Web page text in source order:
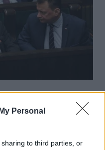
Personal
to third parties, or
już 20
to